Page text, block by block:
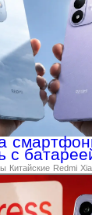
с
Китайские Redmi